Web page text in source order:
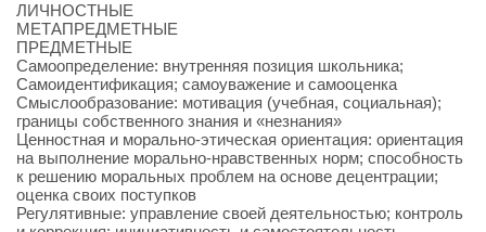
ЛИЧНОСТНЫЕ
МЕТАПРЕДМЕТНЫЕ
ПРЕДМЕТНЫЕ
Самоопределение: внутренняя позиция школьника;
Самоидентификация; самоуважение и самооценка
Смыслообразование: мотивация (учебная, социальная);
границы собственного знания и «незнания»
Ценностная и морально-этическая ориентация: ориентация
на выполнение морально-нравственных норм; способность
к решению моральных проблем на основе децентрации;
оценка своих поступков
Регулятивные: управление своей деятельностью; контроль